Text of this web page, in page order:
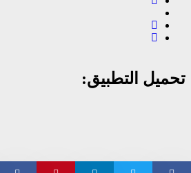
تحميل التطبيق: